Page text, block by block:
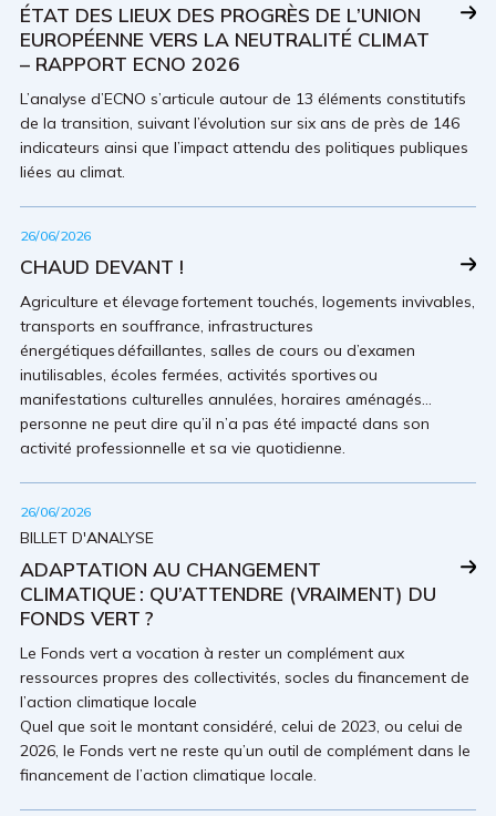
ÉTAT DES LIEUX DES PROGRÈS DE L’UNION
EUROPÉENNE VERS LA NEUTRALITÉ CLIMAT
– RAPPORT ECNO 2026
L’analyse d’ECNO s’articule autour de 13 éléments constitutifs
de la transition, suivant l’évolution sur six ans de près de 146
indicateurs ainsi que l’impact attendu des politiques publiques
liées au climat.
26/06/2026
CHAUD DEVANT !
Agriculture et élevage fortement touchés, logements invivables,
transports en souffrance, infrastructures
énergétiques défaillantes, salles de cours ou d’examen
inutilisables, écoles fermées, activités sportives ou
manifestations culturelles annulées, horaires aménagés…
personne ne peut dire qu’il n’a pas été impacté dans son
activité professionnelle et sa vie quotidienne.
26/06/2026
BILLET D'ANALYSE
ADAPTATION AU CHANGEMENT
CLIMATIQUE : QU’ATTENDRE (VRAIMENT) DU
FONDS VERT ?
Le Fonds vert a vocation à rester un complément aux
ressources propres des collectivités, socles du financement de
l’action climatique locale
Quel que soit le montant considéré, celui de 2023, ou celui de
2026, le Fonds vert ne reste qu’un outil de complément dans le
financement de l’action climatique locale.